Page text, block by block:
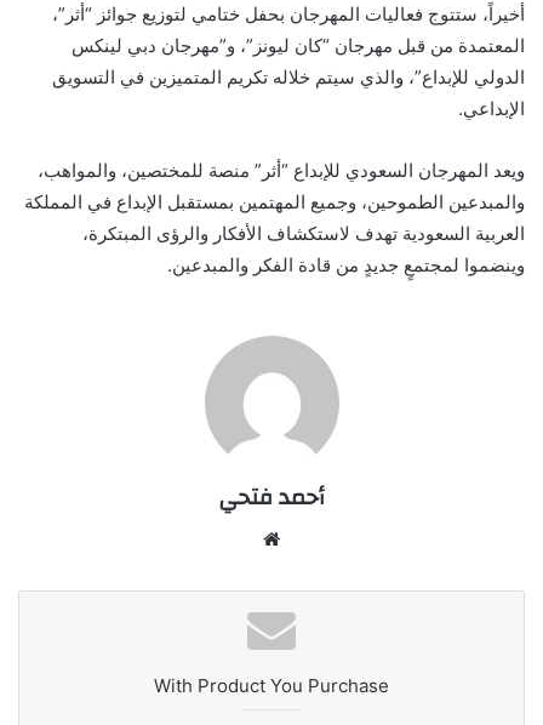
أخيراً، ستتوج فعاليات المهرجان بحفل ختامي لتوزيع جوائز “أثر”،
المعتمدة من قبل مهرجان “كان ليونز”، و”مهرجان دبي لينكس
الدولي للإبداع”، والذي سيتم خلاله تكريم المتميزين في التسويق
الإبداعي.
ويعد المهرجان السعودي للإبداع “أثر” منصة للمختصين، والمواهب،
والمبدعين الطموحين، وجميع المهتمين بمستقبل الإبداع في المملكة
العربية السعودية تهدف لاستكشاف الأفكار والرؤى المبتكرة،
وينضموا لمجتمعٍ جديدٍ من قادة الفكر والمبدعين.
أحمد فتحي
With Product You Purchase